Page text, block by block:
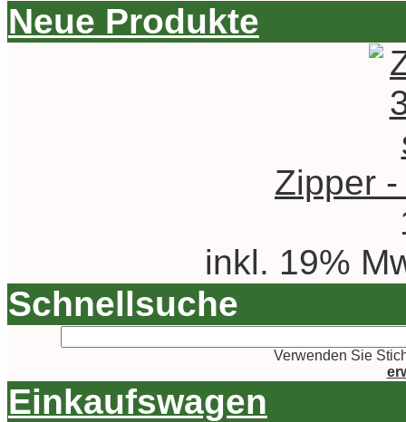
Neue Produkte
Zipper
inkl. 19%
Schnellsuche
Verwenden Sie
Einkaufswagen